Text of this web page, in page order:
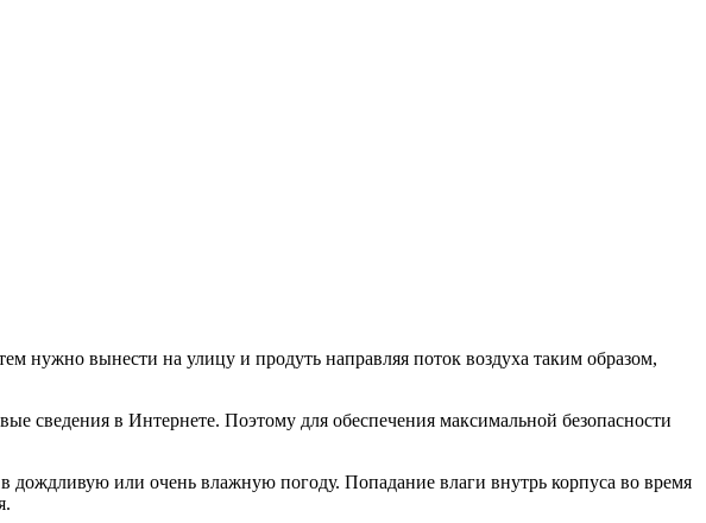
нужно вынести на улицу и продуть направляя поток воздуха таким образом,
сведения в Интернете. Поэтому для обеспечения максимальной безопасности
дождливую или очень влажную погоду. Попадание влаги внутрь корпуса во время